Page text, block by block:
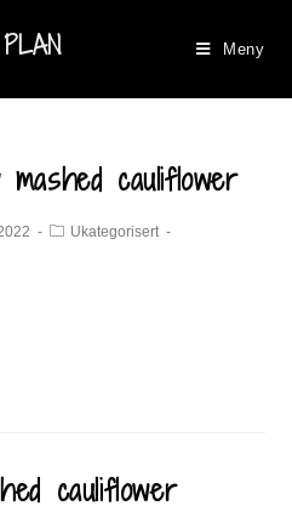
Meny
cauliflower
Ukategorisert
cauliflower